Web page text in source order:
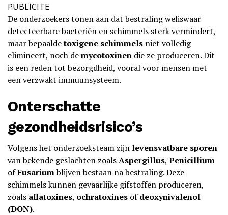
PUBLICITE
De onderzoekers tonen aan dat bestraling weliswaar
detecteerbare bacteriën en schimmels sterk vermindert,
maar bepaaldetoxigene schimmels niet volledig
elimineert, noch demycotoxinen die ze produceren. Dit
is een reden tot bezorgdheid, vooral voor mensen met
een verzwakt immuunsysteem.
Onterschatte
gezondheidsrisico’s
Volgens het onderzoeksteam zijn levensvatbare sporen
van bekende geslachten zoalsAspergillus, Penicillium
ofFusariumblijven bestaan na bestraling. Deze
schimmels kunnen gevaarlijke gifstoffen produceren,
zoals aflatoxines, ochratoxines ofdeoxynivalenol
(DON).